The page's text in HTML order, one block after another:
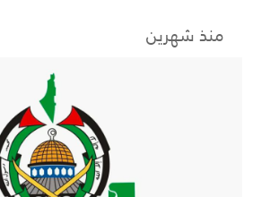
منذ شهرين